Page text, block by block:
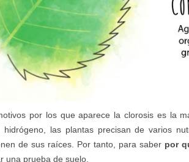
por los que aparece la clorosis es la
las plantas precisan de varios
de sus raíces. Por tanto, para saber por
una prueba de suelo.